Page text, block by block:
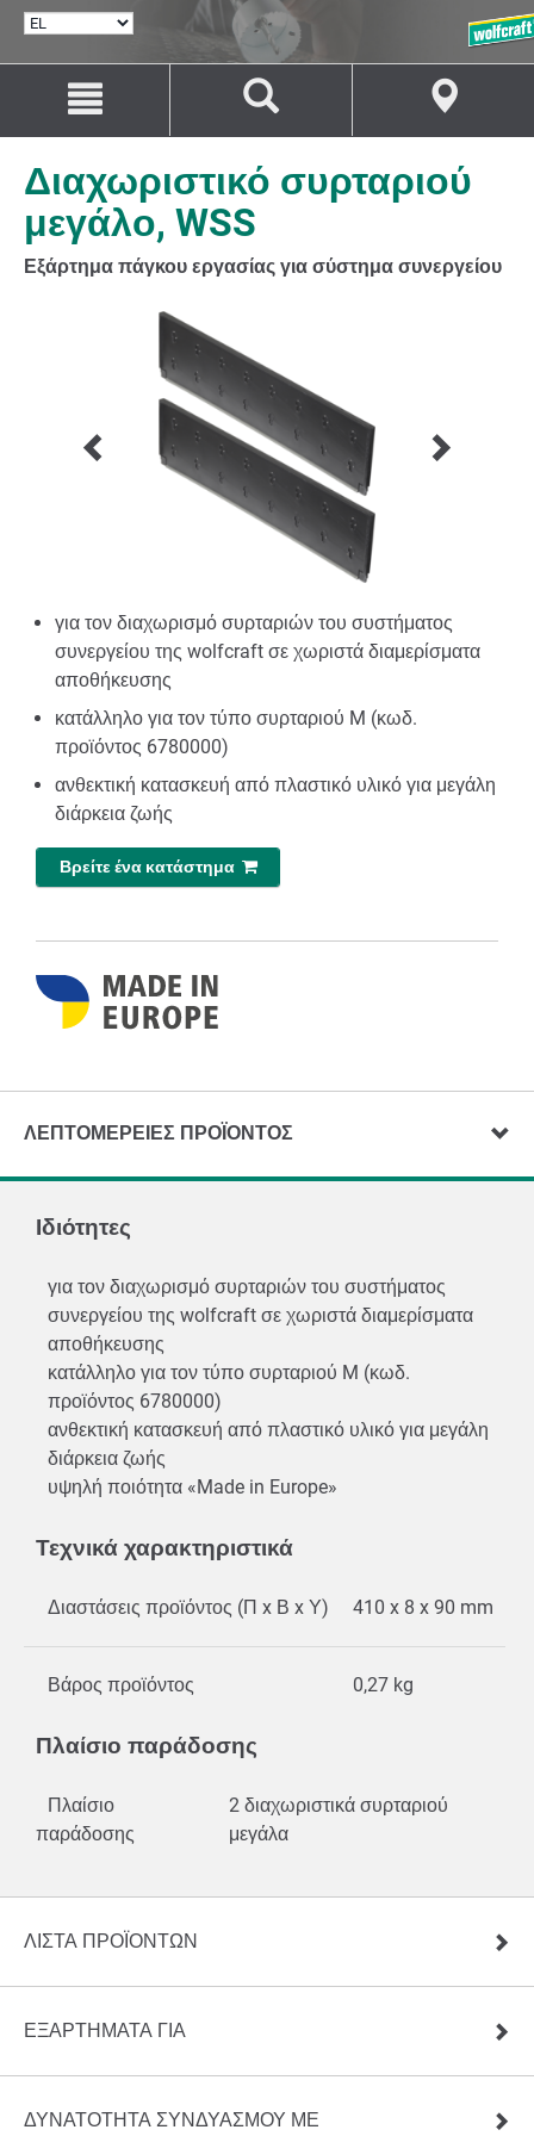
ΕΠΙΛΟΓΉ
Μετάβαση
περιεχόμενο
Μετάβαση
πλοήγηση
Διαχωριστικό συρταριού
μεγάλο, WSS
Εξάρτημα πάγκου εργασίας για σύστημα συνεργείου
για τον διαχωρισμό συρταριών του συστήματος
συνεργείου της wolfcraft σε χωριστά διαμερίσματα
αποθήκευσης
κατάλληλο για τον τύπο συρταριού M (κωδ.
προϊόντος 6780000)
ανθεκτική κατασκευή από πλαστικό υλικό για μεγάλη
διάρκεια ζωής
Βρείτε ένα κατάστημα
ΛΕΠΤΟΜΈΡΕΙΕΣ ΠΡΟΪΌΝΤΟΣ
Ιδιότητες
για τον διαχωρισμό συρταριών του συστήματος
συνεργείου της wolfcraft σε χωριστά διαμερίσματα
αποθήκευσης
κατάλληλο για τον τύπο συρταριού M (κωδ.
προϊόντος 6780000)
ανθεκτική κατασκευή από πλαστικό υλικό για μεγάλη
διάρκεια ζωής
υψηλή ποιότητα «Made in Europe»
Τεχνικά χαρακτηριστικά
Διαστάσεις προϊόντος (Π x Β x Υ) 410 x 8 x 90 mm
Βάρος προϊόντος 0,27 kg
Πλαίσιο παράδοσης
Πλαίσιο
παράδοσης
2 διαχωριστικά συρταριού
μεγάλα
ΛΊΣΤΑ ΠΡΟΪΌΝΤΩΝ
ΕΞΑΡΤΗΜΑΤΑ ΓΙΑ
ΔΥΝΑΤΟΤΗΤΑ ΣΥΝΔΥΑΣΜΟΥ ΜΕ